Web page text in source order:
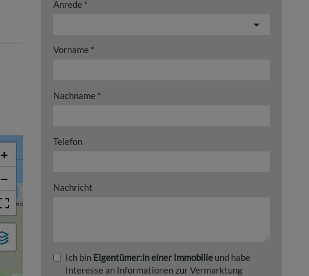
+
−
Anrede
Vorname
Nachname
Telefon
Nachricht
Ich bin Eigentümer:in einer Immobilie und habe
Interesse an Informationen zur Vermarktung